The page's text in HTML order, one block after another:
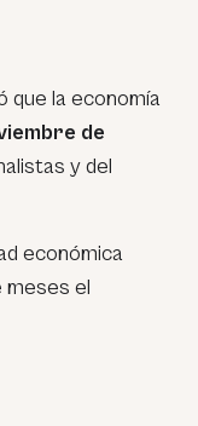
que la economía
de
y del
económica
meses el